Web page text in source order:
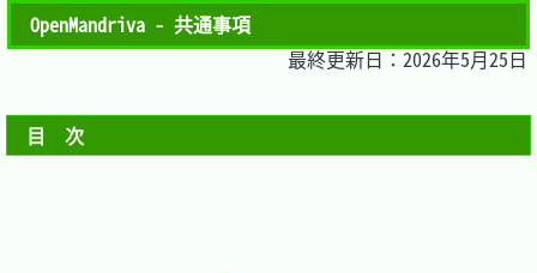
OpenMandriva - 共通事項
最終更新日：2026年5月25日
目　次